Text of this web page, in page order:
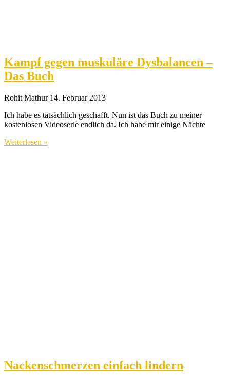
Kampf gegen muskuläre Dysbalancen –
Das Buch
Rohit Mathur 14. Februar 2013
Ich habe es tatsächlich geschafft. Nun ist das Buch zu meiner
kostenlosen Videoserie endlich da. Ich habe mir einige Nächte
Weiterlesen »
Nackenschmerzen einfach lindern